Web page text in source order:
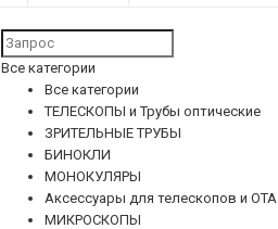
Все категории
Все категории
ТЕЛЕСКОПЫ и Трубы оптические
ЗРИТЕЛЬНЫЕ ТРУБЫ
БИНОКЛИ
МОНОКУЛЯРЫ
Аксессуары для телескопов и ОТА
МИКРОСКОПЫ